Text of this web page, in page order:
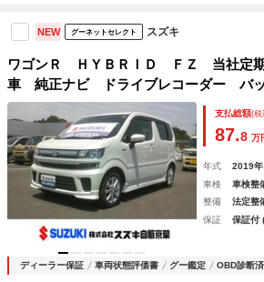
NEW グーネットセレクト スズキ
ワゴンＲ ＨＹＢＲＩＤ ＦＺ 当社定期
車 純正ナビ ドライブレコーダー バ
オートエアコン プッシュスタート 衝
盗難防止システム アイドリングストップ
支払総額(税
87.8 万
年式 2019年
車検
車検整
整備
法定整
保証
保証付
ディーラー保証 車両状態評価書 グー鑑定 OBD診断